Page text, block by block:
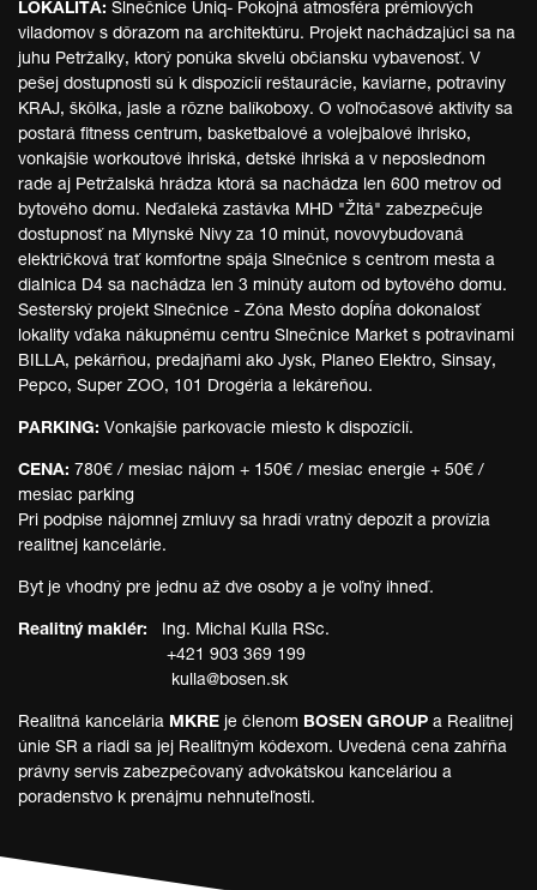
LOKALITA: Slnečnice Uniq- Pokojná atmosféra prémiových
viladomov s dôrazom na architektúru. Projekt nachádzajúci sa na
juhu Petržalky, ktorý ponúka skvelú občiansku vybavenosť. V
pešej dostupnosti sú k dispozícií reštaurácie, kaviarne, potraviny
KRAJ, škôlka, jasle a rôzne balíkoboxy. O voľnočasové aktivity sa
postará fitness centrum, basketbalové a volejbalové ihrisko,
vonkajšie workoutové ihriská, detské ihriská a v neposlednom
rade aj Petržalská hrádza ktorá sa nachádza len 600 metrov od
bytového domu. Neďaleká zastávka MHD "Žltá" zabezpečuje
dostupnosť na Mlynské Nivy za 10 minút, novovybudovaná
električková trať komfortne spája Slnečnice s centrom mesta a
dialnica D4 sa nachádza len 3 minúty autom od bytového domu.
Sesterský projekt Slnečnice - Zóna Mesto dopĺňa dokonalosť
lokality vďaka nákupnému centru Slnečnice Market s potravinami
BILLA, pekárňou, predajňami ako Jysk, Planeo Elektro, Sinsay,
Pepco, Super ZOO, 101 Drogéria a lekáreňou.
PARKING: Vonkajšie parkovacie miesto k dispozícií.
CENA: 780€ / mesiac nájom + 150€ / mesiac energie + 50€ /
mesiac parking
Pri podpise nájomnej zmluvy sa hradí vratný depozit a provízia
realitnej kancelárie.
Byt je vhodný pre jednu až dve osoby a je voľný ihneď.
Realitný maklér:
Ing. Michal Kulla RSc.
+421 903 369 199
kulla@bosen.sk
Realitná kancelária MKRE je členom BOSEN GROUP a Realitnej
únie SR a riadi sa jej Realitným kódexom. Uvedená cena zahŕňa
právny servis zabezpečovaný advokátskou kanceláriou a
poradenstvo k prenájmu nehnuteľnosti.